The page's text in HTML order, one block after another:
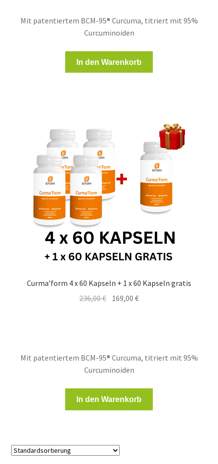
Mit patentiertem BCM-95® Curcuma, titriert mit 95%
Curcuminoiden
In den Warenkorb
Curma’form 4 x 60 Kapseln + 1 x 60 Kapseln gratis
236,00€ Ursprünglicher
169,00€Aktueller
Mit patentiertem BCM-95® Curcuma, titriert mit 95%
Curcuminoiden
In den Warenkorb